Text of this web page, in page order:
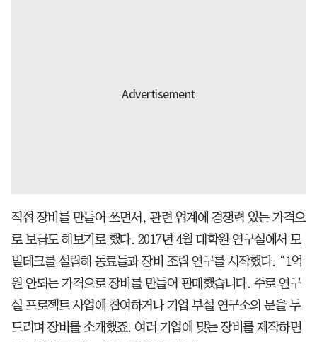
직접 장비를 만들어 쓰면서, 관련 업계에 경쟁력 있는 가격으
로 보급도 해보기로 했다. 2017년 4월 대학원 연구실에서 모
빌테크를 설립해 동료들과 장비 조립 연구를 시작했다. “1억
원 안되는 가격으로 장비를 만들어 판매했습니다. 주로 연구
실 프로젝트 사업에 참여하거나 기업 부설 연구소의 문을 두
드리며 장비를 소개했죠. 여러 기업에 맞는 장비를 제작하면